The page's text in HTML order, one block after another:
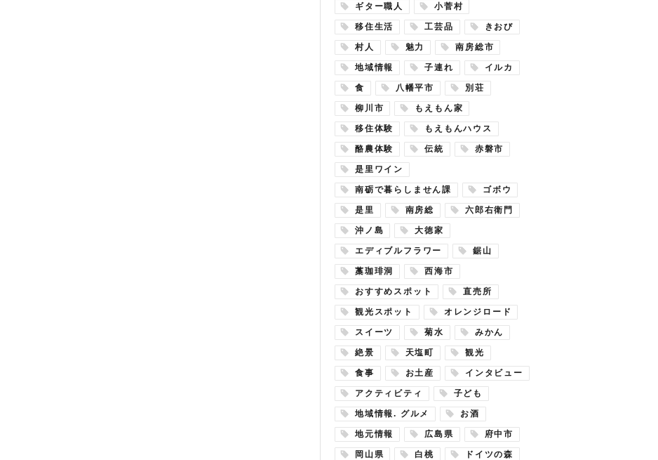
ギター職人 小菅村
移住生活 工芸品 きおび
村人 魅力 南房総市
地域情報 子連れ イルカ
食 八幡平市 別荘
柳川市 もえもん家
移住体験 もえもんハウス
酪農体験 伝統 赤磐市
是里ワイン
南砺で暮らしません課 ゴボウ
是里 南房総 六郎右衛門
沖ノ島 大徳家
エディブルフラワー 鋸山
藁珈琲洞 西海市
おすすめスポット 直売所
観光スポット オレンジロード
スイーツ 菊水 みかん
絶景 天塩町 観光
食事 お土産 インタビュー
アクティビティ 子ども
地域情報. グルメ お酒
地元情報 広島県 府中市
岡山県 白桃 ドイツの森